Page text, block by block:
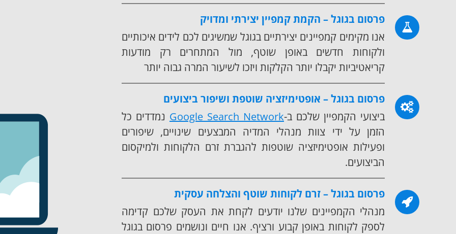
פרסום בגוגל – הקמת קמפיין יצירתי ומדויק
אנו מקימים קמפיינים יצירתיים בגוגל שמשיגים לכם לידים איכותיים
ולקוחות חדשים באופן שוטף, מול המתחרים רק מודעות
קריאטיביות יקבלו יותר הקלקות ויזכו לשיעור המרה גבוה יותר
פרסום בגוגל – אופטימיזציה שוטפת ושיפור ביצועים
ביצועי הקמפיין שלכם ב-Google Search Network נמדדים כל
הזמן על ידי צוות מנהלי המדיה המבצעים שינויים, שיפורים
ופעילות אופטימיזציה שוטפות להגברת זרם הלקוחות ולמיקסום
הביצועים.
פרסום בגוגל – זרם לקוחות שוטף והצלחה עסקית
מנהלי הקמפיינים שלנו יודעים לקחת את העסק שלכם קדימה
לספק לקוחות באופן קבוע ורציף. אנו חיים ונושמים פרסום בגוגל